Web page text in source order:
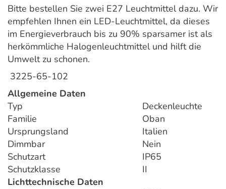
Bitte bestellen Sie zwei E27 Leuchtmittel dazu. Wir
empfehlen Ihnen ein LED-Leuchtmittel, da dieses
im Energieverbrauch bis zu 90% sparsamer ist als
herkömmliche Halogenleuchtmittel und hilft die
Umwelt zu schonen.
3225-65-102
Allgemeine Daten
Typ
Deckenleuchte
Familie
Oban
Ursprungsland
Italien
Dimmbar
Nein
Schutzart
IP65
Schutzklasse
II
Lichttechnische Daten